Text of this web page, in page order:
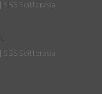
| SBS Soittorasia
| SBS Soittorasia